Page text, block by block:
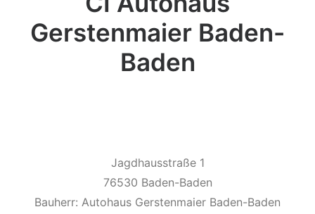
Gerstenmaier Baden-
Baden
Jagdhausstraße 1
76530 Baden-Baden
Bauherr: Autohaus Gerstenmaier Baden-Baden